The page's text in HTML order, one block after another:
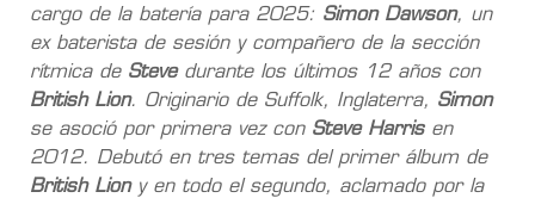
cargo de la batería para 2025: Simon Dawson, un
ex baterista de sesión y compañero de la sección
rítmica de Stevedurante los últimos 12 años con
British Lion. Originario de Suffolk, Inglaterra, Simon
se asoció por primera vez con Steve Harrisen
2012. Debutó en tres temas del primer álbum de
British Liony en todo el segundo, aclamado por la